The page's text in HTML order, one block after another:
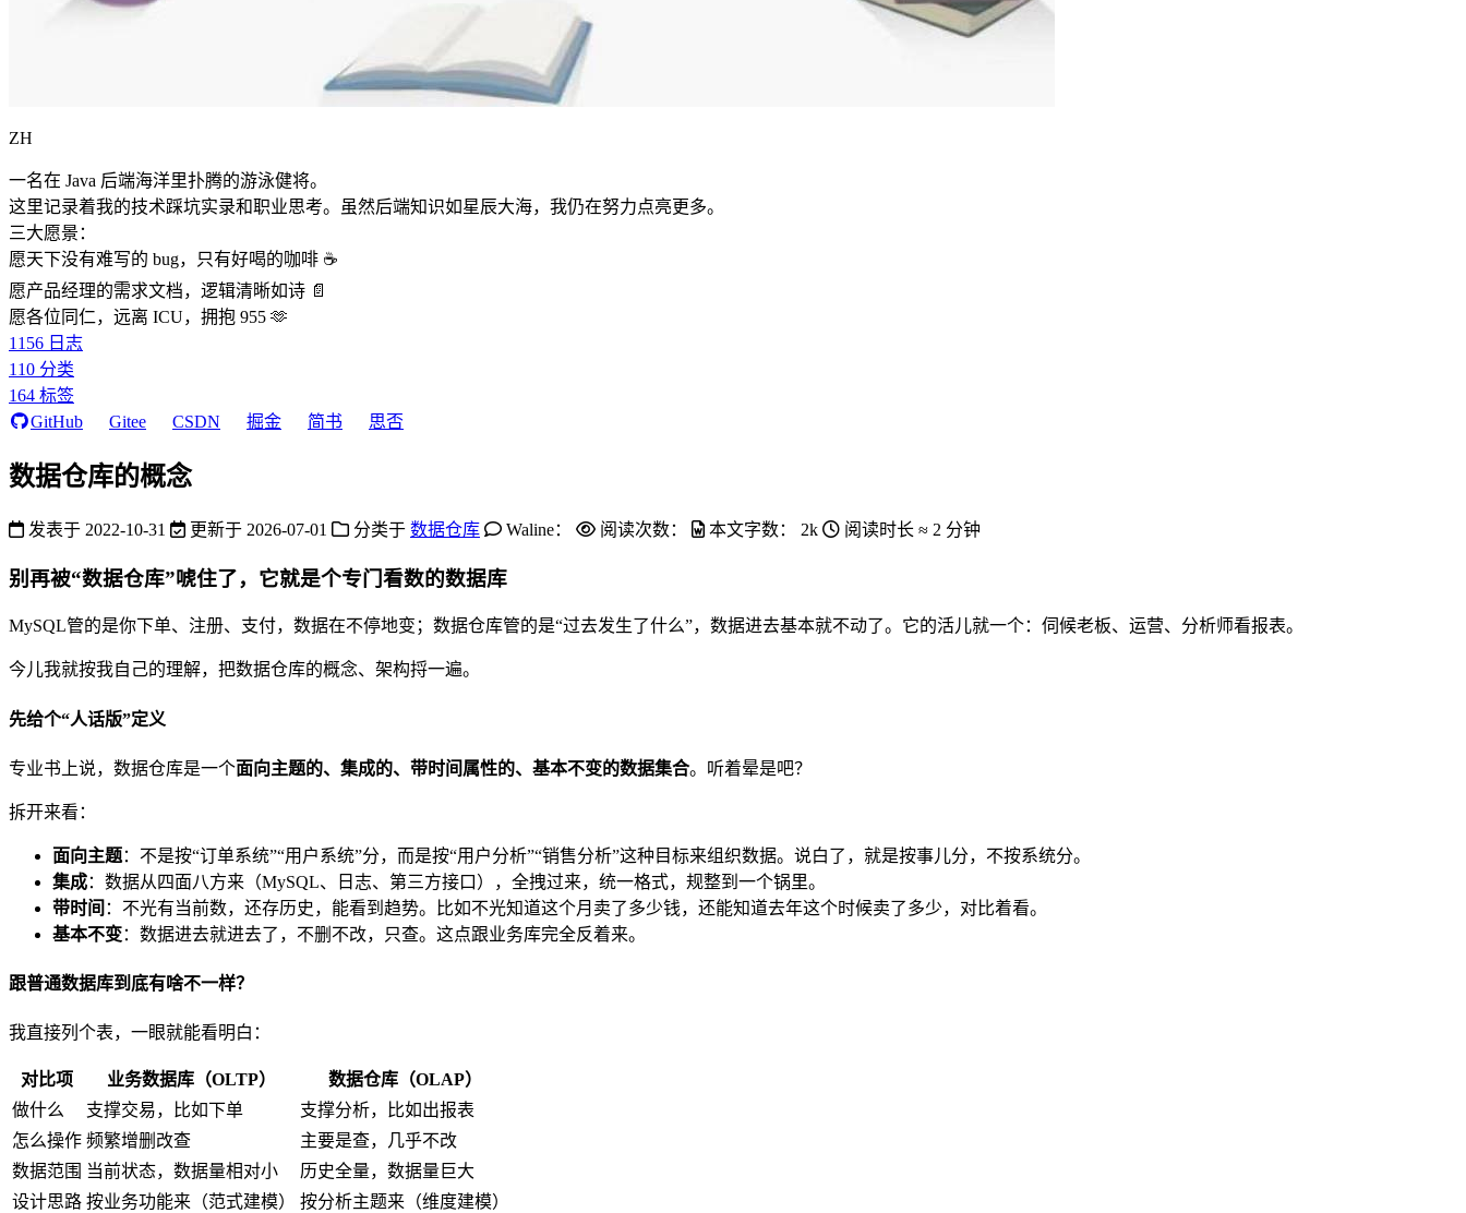
ZH
一名在 Java 后端海洋里扑腾的游泳健将。
这里记录着我的技术踩坑实录和职业思考。虽然后端知识如星辰大海，我仍在努力点亮更多。
三大愿景：
愿天下没有难写的 bug，只有好喝的咖啡 ☕️
愿产品经理的需求文档，逻辑清晰如诗 📄
愿各位同仁，远离 ICU，拥抱 955 🫶
1156 日志
110 分类
164 标签
GitHub
Gitee CSDN 掘金 简书 思否
数据仓库的概念
发表于 2022-10-31 更新于 2026-07-01 分类于 数据仓库 Waline： 阅读次数： 本文字数： 2k 阅读时长 ≈ 2 分钟
别再被“数据仓库”唬住了，它就是个专门看数的数据库
MySQL管的是你下单、注册、支付，数据在不停地变；数据仓库管的是“过去发生了什么”，数据进去基本就不动了。它的活儿就一个：伺候老板、运营、分析师看报表。
今儿我就按我自己的理解，把数据仓库的概念、架构捋一遍。
先给个“人话版”定义
专业书上说，数据仓库是一个面向主题的、集成的、带时间属性的、基本不变的数据集合。听着晕是吧？
拆开来看：
面向主题：不是按“订单系统”“用户系统”分，而是按“用户分析”“销售分析”这种目标来组织数据。说白了，就是按事儿分，不按系统分。
集成：数据从四面八方来（MySQL、日志、第三方接口），全拽过来，统一格式，规整到一个锅里。
带时间 ：不光有当前数，还存历史，能看到趋势。比如不光知道这个月卖了多少钱，还能知道去年这个时候卖了多少，对比着看。
基本不变：数据进去就进去了，不删不改，只查。这点跟业务库完全反着来。
跟普通数据库到底有啥不一样？
我直接列个表，一眼就能看明白：
对比项 业务数据库（OLTP）
数据仓库（OLAP）
做什么
支撑交易，比如下单
支撑分析，比如出报表
怎么操作 频繁增删改查
主要是查，几乎不改
数据范围 当前状态，数据量相对小
历史全量，数据量巨大
设计思路 按业务功能来（范式建模） 按分析主题来（维度建模）